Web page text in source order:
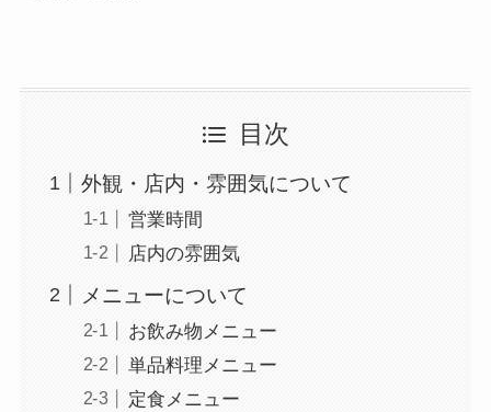
目次
外観・店内・雰囲気について
営業時間
店内の雰囲気
メニューについて
お飲み物メニュー
単品料理メニュー
定食メニュー